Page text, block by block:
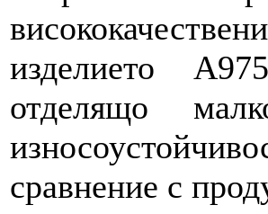
изделието
отделящо
сравнение с